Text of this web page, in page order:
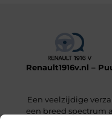
Renault1916v.nl –
Een veelzijdige
een breed spectrum